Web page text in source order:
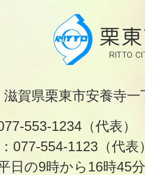
賀県栗東市安養寺
553-1234（代表）
077-554-1123（代表
日の9時から16時45分